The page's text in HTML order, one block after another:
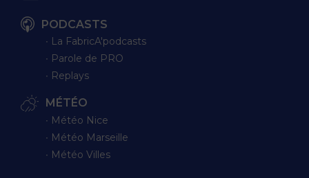
PODCASTS
∙ La FabricA'podcasts
∙ Parole de PRO
∙ Replays
MÉTÉO
∙ Météo Nice
∙ Météo Marseille
∙ Météo Villes